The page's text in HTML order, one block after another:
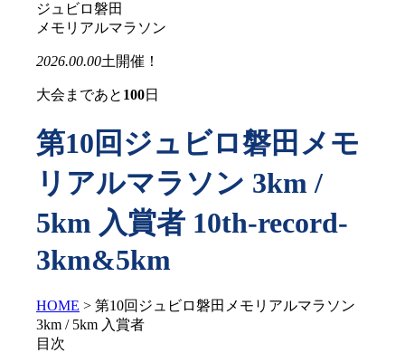
ジュビロ磐田
メモリアルマラソン
2026.00.00土 開催！
大会まであと 100日
第10回ジュビロ磐田メモ
リアルマラソン 3km /
5km 入賞者 10th-record-
3km&5km
HOME > 第10回ジュビロ磐田メモリアルマラソン
3km / 5km 入賞者
目次